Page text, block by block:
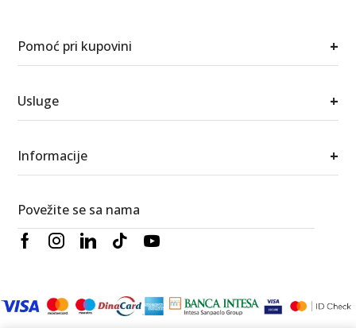
Pomoć pri kupovini +
Usluge +
Informacije +
Povežite se sa nama